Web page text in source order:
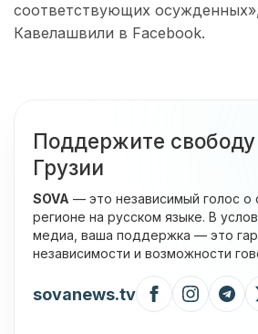
соответствующих
Кавелашвили в Facebook.
Поддержите свободу
Грузии
SOVA — это независимый голос о
регионе на русском языке. В
медиа, ваша поддержка — это
независимости и возможности
sovanews.tv